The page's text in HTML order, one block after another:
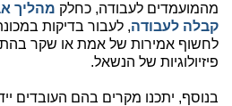
מהמועמדים לעבודה, כחלק מהליך
קבלה לעבודה, לעבור בדיקות
לחשוף אמירות של אמת או שקר
פיזיולוגיות של הנשאל.
בנוסף, יתכנו מקרים בהם העובדים